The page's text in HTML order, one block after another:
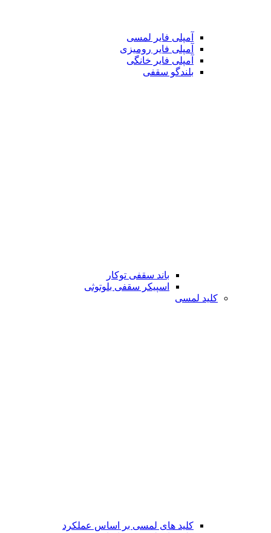
آمپلی فایر لمسی
آمپلی فایر رومیزی
آمپلی فایر خانگی
بلندگو سقفی
باند سقفی توکار
اسپیکر سقفی بلوتوثی
کلید لمسی
کلید های لمسی بر اساس عملکرد